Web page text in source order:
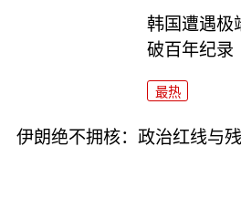
韩国遭遇极
破百年纪录
最热
伊朗绝不拥核：政治红线与